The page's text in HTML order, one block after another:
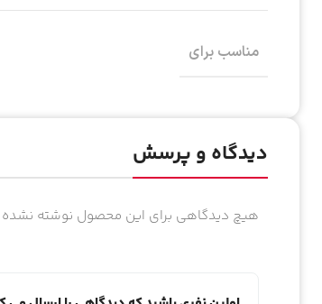
مناسب برای
دیدگاه و پرسش
هیچ دیدگاهی برای این محصول نوشته